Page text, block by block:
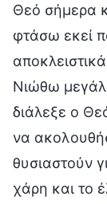
Θεό σήμερα
φτάσω εκεί
Νιώθω
διάλεξε ο
να
θυσιαστούν
χάρη και το